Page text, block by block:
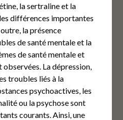
la sertraline et la
différences importantes
la présence
de santé mentale et la
de santé mentale et
La dépression,
troubles liés à la
psychoactives, les
ou la psychose sont
courants. Ainsi, une